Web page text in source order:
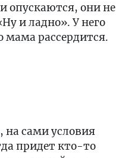
опускаются, они не
и ладно». У него
мама рассердится.
сами условия
придет кто-то